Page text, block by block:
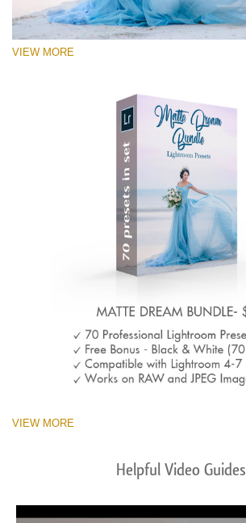
VIEW MORE
VIEW MORE
Helpful Video Guides